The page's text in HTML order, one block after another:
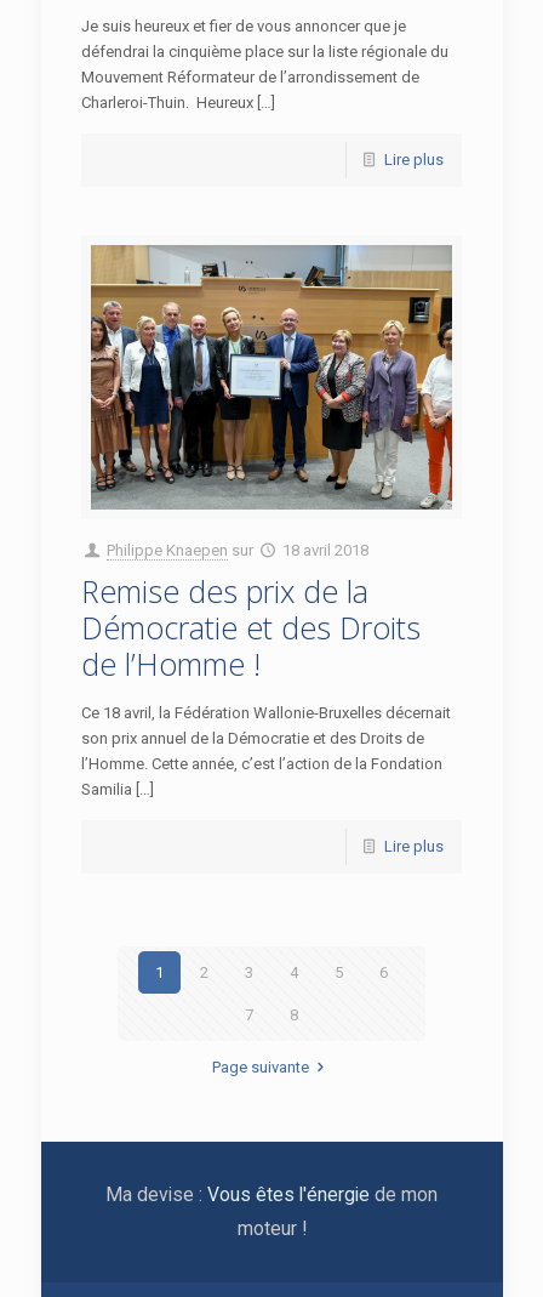
Je suis heureux et fier de vous annoncer que je
défendrai la cinquième place sur la liste régionale du
Mouvement Réformateur de l’arrondissement de
Charleroi-Thuin. Heureux […]
Lire plus
Philippe Knaepen sur 18 avril 2018
Remise des prix de la
Démocratie et des Droits
de l’Homme !
Ce 18 avril, la Fédération Wallonie-Bruxelles décernait
son prix annuel de la Démocratie et des Droits de
l’Homme. Cette année, c’est l’action de la Fondation
Samilia […]
Lire plus
1 2 3 4 5 6
7 8
Page suivante
Ma devise : Vous êtes l'énergie de mon
moteur !